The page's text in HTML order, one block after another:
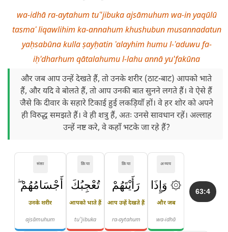
wa-idhā ra-aytahum tuʿ'jibuka ajsāmuhum wa-in yaqūlū
tasmaʿ liqawlihim ka-annahum khushubun musannadatun
yaḥsabūna kulla ṣayḥatin ʿalayhim humu l-ʿaduwu fa-
iḥ'dharhum qātalahumu l-lahu annā yu'fakūna
और जब आप उन्हें देखते हैं, तो उनके शरीर (ठाट-बाट) आपको भाते
हैं, और यदि वे बोलते हैं, तो आप उनकी बात सुनने लगते हैं। वे ऐसे हैं
जैसे कि दीवार के सहारे टिकाई हुई लकड़ियाँ हों। वे हर शोर को अपने
ही विरुद्ध समझते हैं। वे ही शत्रु हैं, अतः उनसे सावधान रहें। अल्लाह
उन्हें नष्ट करे, वे कहाँ भटके जा रहे हैं?
63:4
अव्यय
۞ وَإِذَا
और जब
wa-idhā
क्रिया
رَأَيْتَهُمْ
आप उन्हें देखते हैं
ra-aytahum
क्रिया
تُعْجِبُكَ
आपको भाते हैं
tuʿ'jibuka
संज्ञा
أَجْسَامُهُمْ ۖ
उनके शरीर
ajsāmuhum